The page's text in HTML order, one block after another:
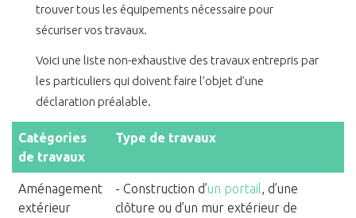
trouver tous les équipements nécessaire pour
sécuriser vos travaux.
Voici une liste non-exhaustive des travaux entrepris par
les particuliers qui doivent faire l’objet d’une
déclaration préalable.
Catégories
de travaux
Type de travaux
Aménagement
extérieur
- Construction d’un portail, d’une
clôture ou d’un mur extérieur de